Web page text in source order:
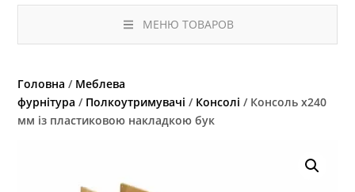
МЕНЮ ТОВАРОВ
Головна / Меблева
фурнітура / Полкоутримувачі / Консолі / Консоль х240
мм із пластиковою накладкою бук